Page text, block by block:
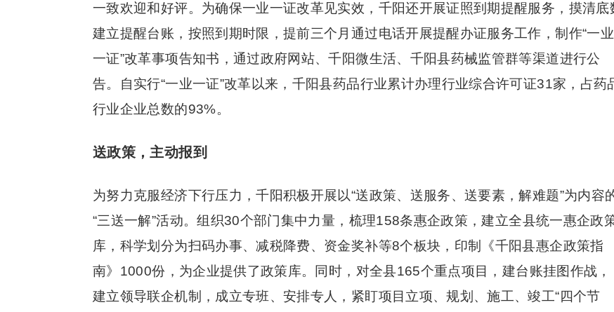
一致欢迎和好评。为确保一业一证改革见实效，千阳还开展证照到期提醒服务，摸清底
建立提醒台账，按照到期时限，提前三个月通过电话开展提醒办证服务工作，制作“一业
一证”改革事项告知书，通过政府网站、千阳微生活、千阳县药械监管群等渠道进行公
告。自实行“一业一证”改革以来，千阳县药品行业累计办理行业综合许可证31家，占药
行业企业总数的93%。
送政策，主动报到
为努力克服经济下行压力，千阳积极开展以“送政策、送服务、送要素，解难题”为内容
“三送一解”活动。组织30个部门集中力量，梳理158条惠企政策，建立全县统一惠企政
库，科学划分为扫码办事、减税降费、资金奖补等8个板块，印制《千阳县惠企政策指
南》1000份，为企业提供了政策库。同时，对全县165个重点项目，建台账挂图作战，
建立领导联企机制，成立专班、安排专人，紧盯项目立项、规划、施工、竣工“四个节